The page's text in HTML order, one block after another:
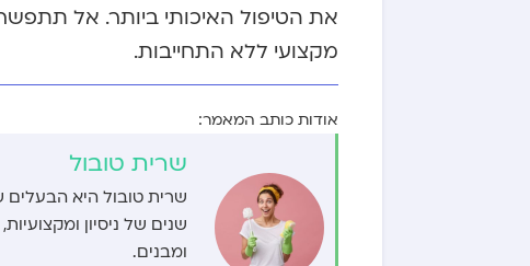
את הטיפול האיכותי ביותר. אל
מקצועי ללא התחייבות.
אודות כותב המאמר:
שרית טובול
שרית טובול היא הבעלים
שנים של ניסיון
ומבנים.